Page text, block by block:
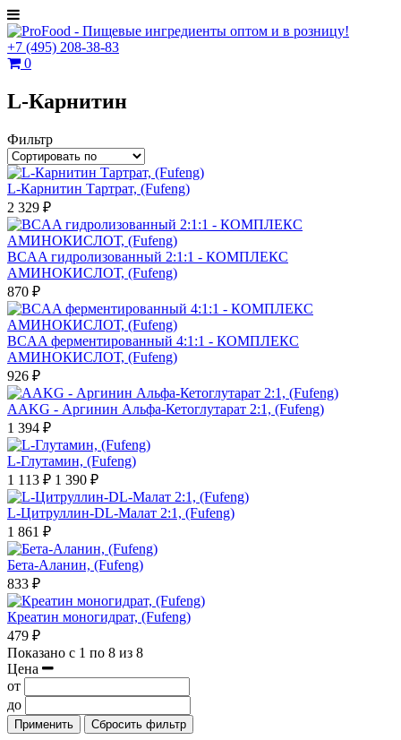
+7 (495) 208-38-83
0
L-Карнитин
Фильтр
L-Карнитин Тартрат, (Fufeng)
2 329 ₽
BCAA гидролизованный 2:1:1 - КОМПЛЕКС
АМИНОКИСЛОТ, (Fufeng)
870 ₽
BCAA ферментированный 4:1:1 - КОМПЛЕКС
АМИНОКИСЛОТ, (Fufeng)
926 ₽
AAKG - Аргинин Альфа-Кетоглутарат 2:1, (Fufeng)
1 394 ₽
L-Глутамин, (Fufeng)
1 113 ₽ 1 390 ₽
L-Цитруллин-DL-Малат 2:1, (Fufeng)
1 861 ₽
Бета-Аланин, (Fufeng)
833 ₽
Креатин моногидрат, (Fufeng)
479 ₽
Показано с 1 по 8 из 8
Цена
от
до
Применить Сбросить фильтр